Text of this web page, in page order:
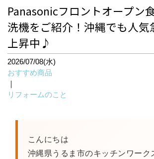
Panasonicフロントオープン
洗機をご紹介！沖縄でも人気
上昇中♪
2026/07/08(水)
おすすめ商品
｜
リフォームのこと
こんにちは
沖縄県うるま市のキッチンワーク